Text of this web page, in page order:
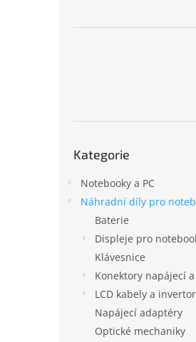
kategorie
Kategorie
Notebooky a PC
Náhradní díly pro
Baterie
Displeje pro
Klávesnice
Konektory napájecí a
LCD kabely a
Napájecí adaptéry
Optické mechaniky